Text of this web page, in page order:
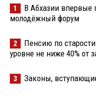
1
В Абхазии
молодёжный форум
2
Пенсию по
уровне не ниже 40% от
3 Законы,